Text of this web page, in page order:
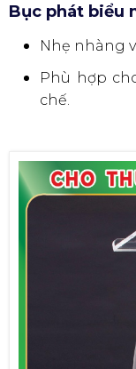
Bục phát biểu
Nhẹ nhàng
Phù hợp
chế.